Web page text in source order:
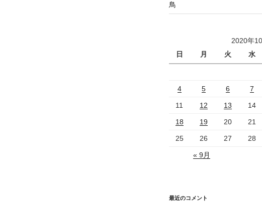
鳥
2020年
日
月 火 水
4 5 6 7
11 12 13 14
18 19 20 21
25 26 27 28
« 9月
最近のコメント